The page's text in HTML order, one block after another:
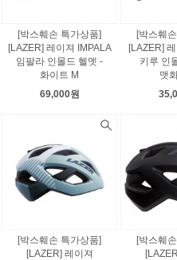
[박스훼손 특가상품]
[LAZER] 레이져 IMPALA
임팔라 인몰드 헬멧 -
화이트 M
69,000원
[박스훼
[LAZER]
키루 인
맷
[박스훼손 특가상품]
[LAZER] 레이져
[박스훼